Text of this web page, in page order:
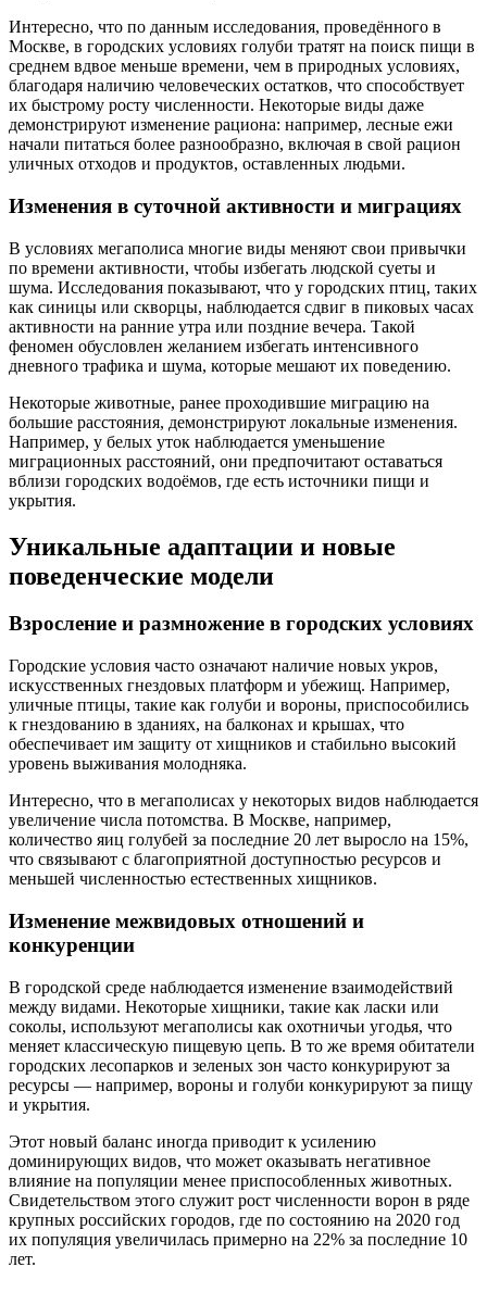
Интересно, что по данным исследования, проведённого в
Москве, в городских условиях голуби тратят на поиск пищи в
среднем вдвое меньше времени, чем в природных условиях,
благодаря наличию человеческих остатков, что способствует
их быстрому росту численности. Некоторые виды даже
демонстрируют изменение рациона: например, лесные ежи
начали питаться более разнообразно, включая в свой рацион
уличных отходов и продуктов, оставленных людьми.
Изменения в суточной активности и миграциях
В условиях мегаполиса многие виды меняют свои привычки
по времени активности, чтобы избегать людской суеты и
шума. Исследования показывают, что у городских птиц, таких
как синицы или скворцы, наблюдается сдвиг в пиковых часах
активности на ранние утра или поздние вечера. Такой
феномен обусловлен желанием избегать интенсивного
дневного трафика и шума, которые мешают их поведению.
Некоторые животные, ранее проходившие миграцию на
большие расстояния, демонстрируют локальные изменения.
Например, у белых уток наблюдается уменьшение
миграционных расстояний, они предпочитают оставаться
вблизи городских водоёмов, где есть источники пищи и
укрытия.
Уникальные адаптации и новые
поведенческие модели
Взросление и размножение в городских условиях
Городские условия часто означают наличие новых укров,
искусственных гнездовых платформ и убежищ. Например,
уличные птицы, такие как голуби и вороны, приспособились
к гнездованию в зданиях, на балконах и крышах, что
обеспечивает им защиту от хищников и стабильно высокий
уровень выживания молодняка.
Интересно, что в мегаполисах у некоторых видов наблюдается
увеличение числа потомства. В Москве, например,
количество яиц голубей за последние 20 лет выросло на 15%,
что связывают с благоприятной доступностью ресурсов и
меньшей численностью естественных хищников.
Изменение межвидовых отношений и
конкуренции
В городской среде наблюдается изменение взаимодействий
между видами. Некоторые хищники, такие как ласки или
соколы, используют мегаполисы как охотничьи угодья, что
меняет классическую пищевую цепь. В то же время обитатели
городских лесопарков и зеленых зон часто конкурируют за
ресурсы — например, вороны и голуби конкурируют за пищу
и укрытия.
Этот новый баланс иногда приводит к усилению
доминирующих видов, что может оказывать негативное
влияние на популяции менее приспособленных животных.
Свидетельством этого служит рост численности ворон в ряде
крупных российских городов, где по состоянию на 2020 год
их популяция увеличилась примерно на 22% за последние 10
лет.